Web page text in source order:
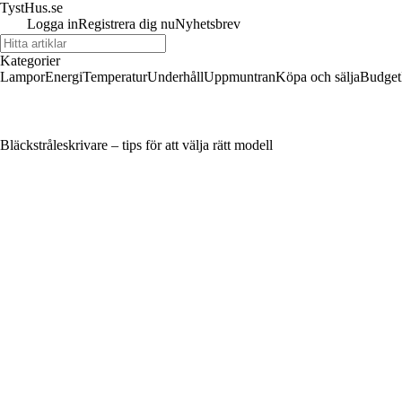
TystHus.se
Logga inRegistrera dig nuNyhetsbrev
Kategorier
LamporEnergiTemperaturUnderhållUppmuntranKöpa och säljaBudget
Bläckstråleskrivare – tips för att välja rätt modell